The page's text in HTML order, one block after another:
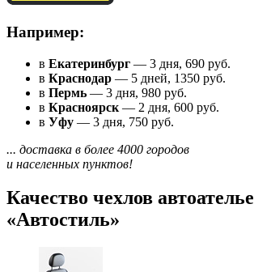
Например:
в Екатеринбург — 3 дня, 690 руб.
в Краснодар — 5 дней, 1350 руб.
в Пермь — 3 дня, 980 руб.
в Красноярск — 2 дня, 600 руб.
в Уфу — 3 дня, 750 руб.
... доставка в более 4000 городов
и населенных пунктов!
Качество чехлов автоателье
«Автостиль»